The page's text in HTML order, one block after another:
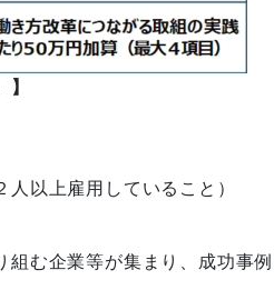
以上雇用していること）
む企業等が集まり、成功事